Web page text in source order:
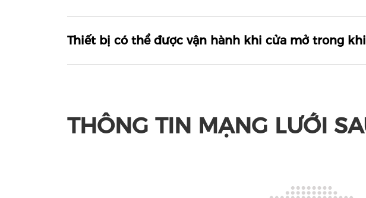
Thiết bị có thể được vận hành khi cửa mở trong
THÔNG TIN MẠNG LƯỚI